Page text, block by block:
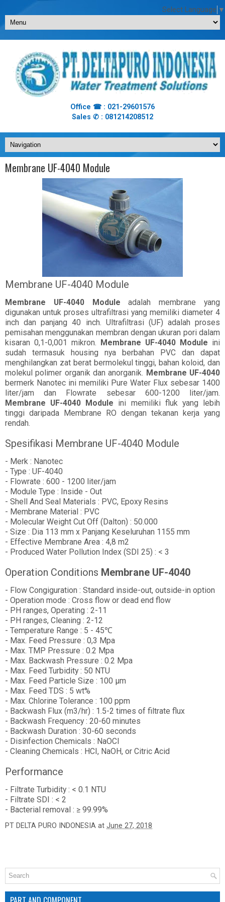
Select Language ▼
Office ☎ : 021-29601576
Sales ✆ : 081214208512
Membrane UF-4040 Module
Membrane UF-4040 Module
Membrane UF-4040 Module adalah membrane yang
digunakan untuk proses ultrafiltrasi yang memiliki diameter 4
inch dan panjang 40 inch. Ultrafiltrasi (UF) adalah proses
pemisahan menggunakan membran dengan ukuran pori dalam
kisaran 0,1-0,001 mikron.
Membrane UF-4040 Module ini
sudah termasuk housing nya berbahan PVC dan dapat
menghilangkan zat berat bermolekul tinggi, bahan koloid, dan
molekul polimer organik dan anorganik. Membrane UF-4040
bermerk Nanotec ini memiliki Pure Water Flux sebesar 1400
liter/jam dan Flowrate sebesar 600-1200 liter/jam.
Membrane UF-4040 Module ini memiliki fluk yang lebih
tinggi daripada Membrane RO dengan tekanan kerja yang
rendah.
Spesifikasi Membrane UF-4040 Module
- Merk : Nanotec
- Type : UF-4040
- Flowrate : 600 - 1200 liter/jam
- Module Type : Inside - Out
- Shell And Seal Materials : PVC, Epoxy Resins
- Membrane Material : PVC
- Molecular Weight Cut Off (Dalton) : 50.000
- Size : Dia 113 mm x Panjang Keseluruhan 1155 mm
- Effective Membrane Area : 4,8 m2
- Produced Water Pollution Index (SDI 25) : < 3
Operation Conditions Membrane UF-4040
- Flow Congiguration : Standard inside-out, outside-in option
- Operation mode : Cross flow or dead end flow
- PH ranges, Operating : 2-11
- PH ranges, Cleaning : 2-12
- Temperature Range : 5 - 45℃
- Max. Feed Pressure : 0,3 Mpa
- Max. TMP Pressure : 0.2 Mpa
- Max. Backwash Pressure : 0.2 Mpa
- Max. Feed Turbidity : 50 NTU
- Max. Feed Particle Size : 100 µm
- Max. Feed TDS : 5 wt%
- Max. Chlorine Tolerance : 100 ppm
- Backwash Flux (m3/hr) : 1.5-2 times of filtrate flux
- Backwash Frequency : 20-60 minutes
- Backwash Duration : 30-60 seconds
- Disinfection Chemicals : NaOCI
- Cleaning Chemicals : HCI, NaOH, or Citric Acid
Performance
- Filtrate Turbidity : < 0.1 NTU
- Filtrate SDI : < 2
- Bacterial removal : ≥ 99.99%
PT DELTA PURO INDONESIA at June 27, 2018